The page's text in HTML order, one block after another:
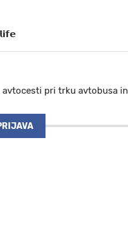
pri trku avtobusa in